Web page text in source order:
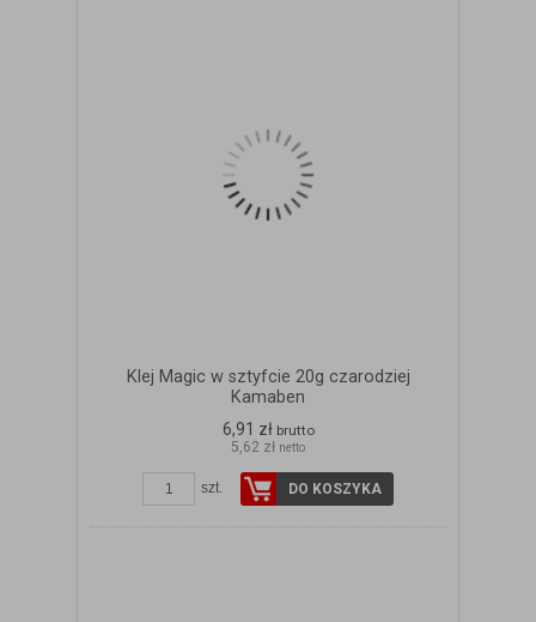
Klej Magic w sztyfcie 20g czarodziej
Kamaben
6,91 zł brutto
5,62 zł netto
szt. DO KOSZYKA